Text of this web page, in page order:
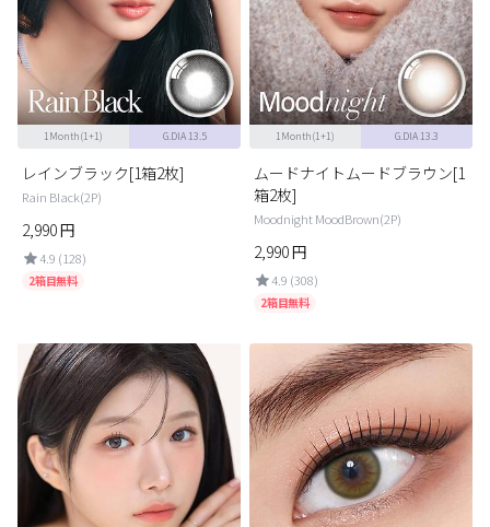
1Month(1+1) G.DIA 13.5
レインブラック[1箱2枚]
Rain Black(2P)
2,990円
4.9 (128)
2箱目無料
1Month(1+1) G.DIA 13.3
ムードナイトムードブラウン[1
箱2枚]
Moodnight MoodBrown(2P)
2,990円
4.9 (308)
2箱目無料